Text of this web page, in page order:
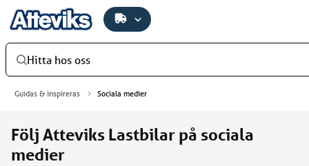
Hitta hos oss
Guidas & inspireras Sociala medier
Följ Atteviks Lastbilar på sociala
medier